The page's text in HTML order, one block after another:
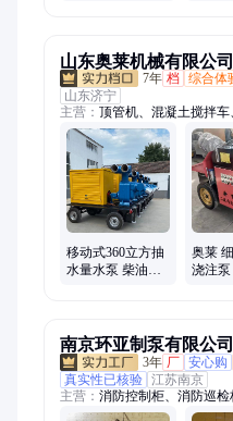
山东奥莱机械有限公司
7年 档 综合体
山东济宁
主营： 顶管机、混凝土搅拌
动上料搅拌车、螺旋筋成形
机贝型斗、抓木机、混凝土
机、绳锯机、随车挖、激光
盘、生物质燃烧机、自动排
机、扫地车
移动式360立方抽
水量水泵 柴油机
奥莱
浇注泵
南京环亚制泵有限公司
3年 厂 安心购
真实性已核验 江苏南京
主营： 消防控制柜、消防巡检
井泵、RJC长轴深井泵、柴